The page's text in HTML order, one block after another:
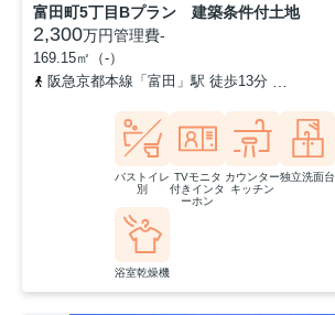
富田町5丁目Bプラン 建築条件付土地
2,300万円管理費-
169.15㎡（-）
阪急京都本線「富田」駅 徒歩13分
バストイレ
別
TVモニタ
付きインタ
ーホン
カウンター
キッチン
独立洗面台
浴室乾燥機